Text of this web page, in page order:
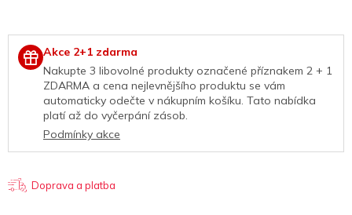
Akce 2+1 zdarma
Nakupte 3 libovolné produkty označené příznakem 2 + 1
ZDARMA a cena nejlevnějšího produktu se vám
automaticky odečte v nákupním košíku. Tato nabídka
platí až do vyčerpání zásob.
Podmínky akce
Doprava a platba